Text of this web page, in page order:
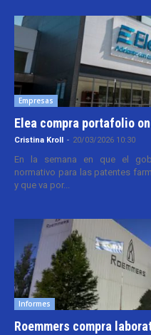
Empresas
Elea compra portafolio
Cristina Kroll - 20/03/2026 10:30
En la semana en que el
normativo para las patentes
y que va por...
Informes
Roemmers compra